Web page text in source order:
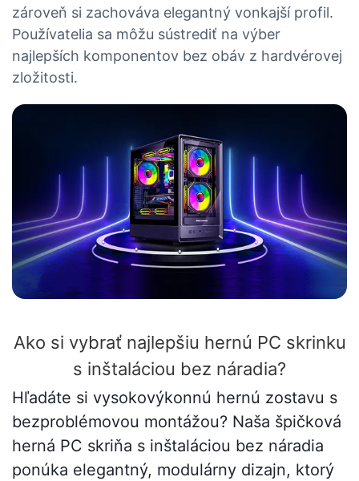
zároveň si zachováva elegantný vonkajší profil.
Používatelia sa môžu sústrediť na výber
najlepších komponentov bez obáv z hardvérovej
zložitosti.
Ako si vybrať najlepšiu hernú PC skrinku
s inštaláciou bez náradia?
Hľadáte si vysokovýkonnú hernú zostavu s
bezproblémovou montážou? Naša špičková
herná PC skriňa s inštaláciou bez náradia
ponúka elegantný, modulárny dizajn, ktorý